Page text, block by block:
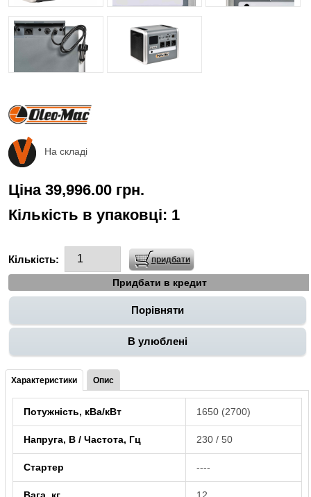
На складі
Ціна 39,996.00 грн.
Кількість в упаковці: 1
Кількість:
Придбати в кредит
Порівняти
В улюблені
Характеристики Опис
Потужність, кВа/кВт 1650 (2700)
Напруга, В / Частота, Гц 230 / 50
Стартер ----
Вага, кг 12